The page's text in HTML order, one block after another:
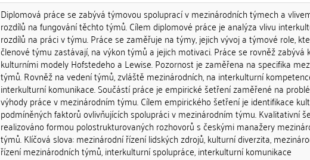
Diplomová práce se zabývá týmovou spoluprací v mezinárodních týmech a
rozdílů na fungování těchto týmů. Cílem diplomové práce je analýza vlivu
rozdílů na práci v týmu. Práce se zaměřuje na týmy, jejich vývoj a týmové role,
členové týmu zastávají, na výkon týmů a jejich motivaci. Práce se rovněž zabývá
kulturními modely Hofstedeho a Lewise. Pozornost je zaměřena na specifika
týmů. Rovněž na vedení týmů, zvláště mezinárodních, na interkulturní
interkulturní komunikace. Součástí práce je empirické šetření zaměřené na
výhody práce v mezinárodním týmu. Cílem empirického šetření je identifikace
podmíněných faktorů ovlivňujících spolupráci v mezinárodním týmu. Kvalitativní
realizováno formou polostrukturovaných rozhovorů s českými manažery
týmů. Klíčová slova: mezinárodní řízení lidských zdrojů, kulturní diverzita,
řízení mezinárodních týmů, interkulturní spolupráce, interkulturní komunikace